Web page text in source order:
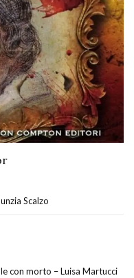
Scalzo
con morto – Luisa Martucci